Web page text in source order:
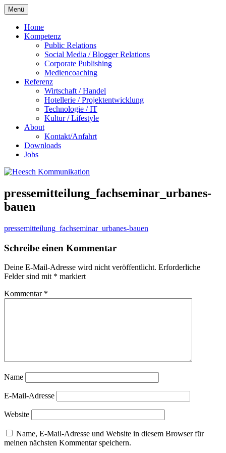
Menü Zum
Inhalt
springen
Home
Kompetenz
Public Relations
Social Media / Blogger Relations
Corporate Publishing
Mediencoaching
Referenz
Wirtschaft / Handel
Hotellerie / Projektentwicklung
Technologie / IT
Kultur / Lifestyle
About
Kontakt/Anfahrt
Downloads
Jobs
pressemitteilung_fachseminar_urbanes-
bauen
pressemitteilung_fachseminar_urbanes-bauen
Schreibe einen Kommentar
Deine E-Mail-Adresse wird nicht veröffentlicht. Erforderliche
Felder sind mit * markiert
Kommentar *
Name
E-Mail-Adresse
Website
Name, E-Mail-Adresse und Website in diesem Browser für
meinen nächsten Kommentar speichern.